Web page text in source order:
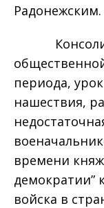
Радонежским.
периода,
нашествия,
времени
демократии”
войска в